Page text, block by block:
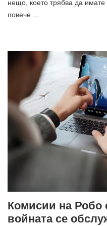
нещо, което трябва да
повече…
Комисии на Робо
войната се